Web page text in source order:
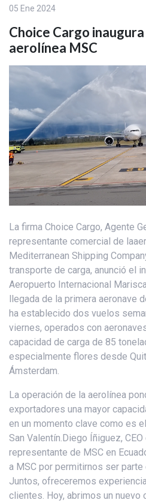
05 Ene 2024
Choice Cargo
aerolínea MSC
La firma Choice Cargo, Agente
representante comercial de
Mediterranean Shipping
transporte de carga, anunció el
Aeropuerto Internacional
llegada de la primera aeronave
ha establecido dos vuelos
viernes, operados con
capacidad de carga de 85
especialmente flores desde
Ámsterdam.
La operación de la aerolínea
exportadores una mayor
en un momento clave como es
San Valentín.Diego Íñiguez,
representante de MSC en
a MSC por permitirnos ser
Juntos, ofreceremos
clientes. Hoy, abrimos un nuevo